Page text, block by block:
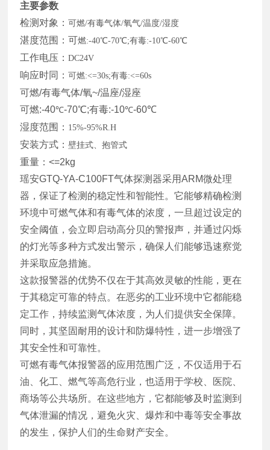
主要参数
检测对象：可燃/有毒气体/氧气/温度/湿度
湛度范围：可燃:-40℃-70℃;有毒:-10℃-60℃
工作电压：DC24V
响应时同：可燃:<=30s;有毒:<=60s
可燃/有毒气体/氧~/温座/湿座
可燃:-40℃-70℃;有毒:-10℃-60℃
湿度范围： 15%-95%R.H
安装方式：壁挂式、抱管式
重量：<=2kg
瑶安GTQ-YA-C100FT气体探测器采用ARM微处理
器，保证了检测的稳定性和智能性。它能够精确检测
环境中可燃气体和有毒气体的浓度，一旦超过设定的
安全阈值，会立即启动高分贝的警报声，并通过闪烁
的灯光等多种方式发出警示，确保人们能够迅速察觉
并采取应急措施。
这款报警器的优势不仅在于其高效灵敏的性能，更在
于其稳定可靠的特点。在恶劣的工业环境中它都能稳
定工作，持续监测气体浓度，为人们提供安全保障。
同时，其坚固耐用的设计和防爆特性，进一步增强了
其安全性和可靠性。
可燃有毒气体报警器的应用范围广泛，不仅适用于石
油、化工、燃气等高危行业，也适用于学校、医院、
商场等公共场所。在这些地方，它都能够及时监测到
气体泄漏的情况，避免火灾、爆炸和中毒等安全事故
的发生，保护人们的生命财产安全。